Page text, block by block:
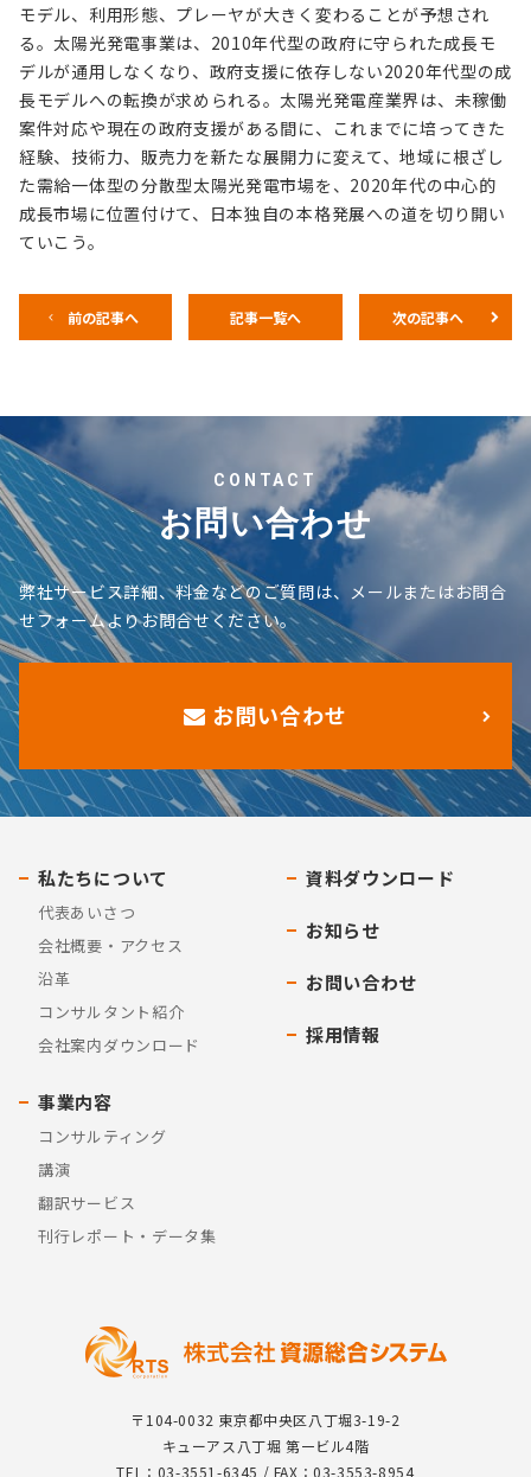
モデル、利用形態、プレーヤが大きく変わることが予想され
る。太陽光発電事業は、2010年代型の政府に守られた成長モ
デルが通用しなくなり、政府支援に依存しない2020年代型の成
長モデルへの転換が求められる。太陽光発電産業界は、未稼働
案件対応や現在の政府支援がある間に、これまでに培ってきた
経験、技術力、販売力を新たな展開力に変えて、地域に根ざし
た需給一体型の分散型太陽光発電市場を、2020年代の中心的
成長市場に位置付けて、日本独自の本格発展への道を切り開い
ていこう。
前の記事へ 記事一覧へ 次の記事へ
CONTACT
お問い合わせ
弊社サービス詳細、料金などのご質問は、メールまたはお問合
せフォームよりお問合せください。
お問い合わせ
〒104-0032 東京都中央区八丁堀3-19-2
キューアス八丁堀 第一ビル4階
TEL：03-3551-6345 / FAX：03-3553-8954
私たちについて
代表あいさつ
会社概要・アクセス
沿革
コンサルタント紹介
会社案内ダウンロード
事業内容
コンサルティング
講演
翻訳サービス
刊行レポート・データ集
資料ダウンロード
お知らせ
お問い合わせ
採用情報